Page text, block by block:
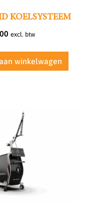
KOELSYSTEEM
excl. btw
winkelwagen